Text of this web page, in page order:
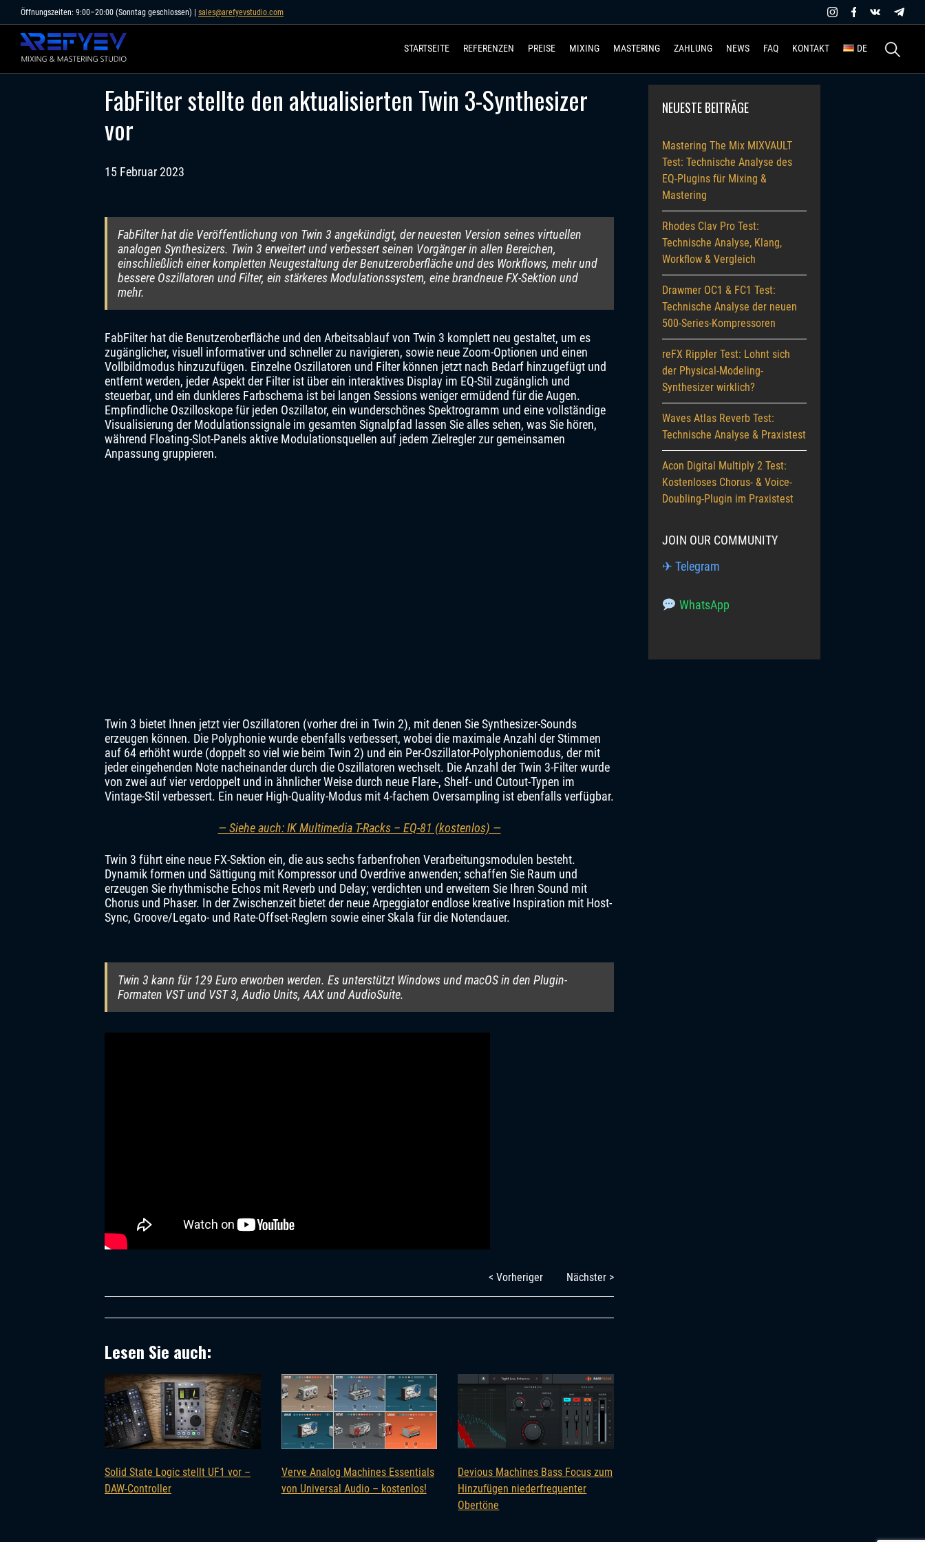
to
content
Öffnungszeiten: 9:00–20:00 (Sonntag geschlossen) | sales@arefyevstudio.com
STARTSEITE REFERENZEN PREISE MIXING MASTERING ZAHLUNG NEWS FAQ KONTAKT DE
Suchen
nach:
FabFilter stellte den aktualisierten Twin 3-Synthesizer
vor
15 Februar 2023
FabFilter hat die Veröffentlichung von Twin 3 angekündigt, der neuesten Version seines virtuellen
analogen Synthesizers. Twin 3 erweitert und verbessert seinen Vorgänger in allen Bereichen,
einschließlich einer kompletten Neugestaltung der Benutzeroberfläche und des Workflows, mehr und
bessere Oszillatoren und Filter, ein stärkeres Modulationssystem, eine brandneue FX-Sektion und
mehr.
FabFilter hat die Benutzeroberfläche und den Arbeitsablauf von Twin 3 komplett neu gestaltet, um es
zugänglicher, visuell informativer und schneller zu navigieren, sowie neue Zoom-Optionen und einen
Vollbildmodus hinzuzufügen. Einzelne Oszillatoren und Filter können jetzt nach Bedarf hinzugefügt und
entfernt werden, jeder Aspekt der Filter ist über ein interaktives Display im EQ-Stil zugänglich und
steuerbar, und ein dunkleres Farbschema ist bei langen Sessions weniger ermüdend für die Augen.
Empfindliche Oszilloskope für jeden Oszillator, ein wunderschönes Spektrogramm und eine vollständige
Visualisierung der Modulationssignale im gesamten Signalpfad lassen Sie alles sehen, was Sie hören,
während Floating-Slot-Panels aktive Modulationsquellen auf jedem Zielregler zur gemeinsamen
Anpassung gruppieren.
Twin 3 bietet Ihnen jetzt vier Oszillatoren (vorher drei in Twin 2), mit denen Sie Synthesizer-Sounds
erzeugen können. Die Polyphonie wurde ebenfalls verbessert, wobei die maximale Anzahl der Stimmen
auf 64 erhöht wurde (doppelt so viel wie beim Twin 2) und ein Per-Oszillator-Polyphoniemodus, der mit
jeder eingehenden Note nacheinander durch die Oszillatoren wechselt. Die Anzahl der Twin 3-Filter wurde
von zwei auf vier verdoppelt und in ähnlicher Weise durch neue Flare-, Shelf- und Cutout-Typen im
Vintage-Stil verbessert. Ein neuer High-Quality-Modus mit 4-fachem Oversampling ist ebenfalls verfügbar.
— Siehe auch: IK Multimedia T-Racks – EQ-81 (kostenlos) —
Twin 3 führt eine neue FX-Sektion ein, die aus sechs farbenfrohen Verarbeitungsmodulen besteht.
Dynamik formen und Sättigung mit Kompressor und Overdrive anwenden; schaffen Sie Raum und
erzeugen Sie rhythmische Echos mit Reverb und Delay; verdichten und erweitern Sie Ihren Sound mit
Chorus und Phaser. In der Zwischenzeit bietet der neue Arpeggiator endlose kreative Inspiration mit Host-
Sync, Groove/Legato- und Rate-Offset-Reglern sowie einer Skala für die Notendauer.
Twin 3 kann für 129 Euro erworben werden. Es unterstützt Windows und macOS in den Plugin-
Formaten VST und VST 3, Audio Units, AAX und AudioSuite.
< Vorheriger Nächster >
Lesen Sie auch:
Solid State Logic stellt UF1 vor –
DAW-Controller
Verve Analog Machines Essentials
von Universal Audio – kostenlos!
Devious Machines Bass Focus zum
Hinzufügen niederfrequenter
Obertöne
NEUESTE BEITRÄGE
Mastering The Mix MIXVAULT
Test: Technische Analyse des
EQ-Plugins für Mixing &
Mastering
Rhodes Clav Pro Test:
Technische Analyse, Klang,
Workflow & Vergleich
Drawmer OC1 & FC1 Test:
Technische Analyse der neuen
500-Series-Kompressoren
reFX Rippler Test: Lohnt sich
der Physical-Modeling-
Synthesizer wirklich?
Waves Atlas Reverb Test:
Technische Analyse & Praxistest
Acon Digital Multiply 2 Test:
Kostenloses Chorus- & Voice-
Doubling-Plugin im Praxistest
JOIN OUR COMMUNITY
✈ Telegram
WhatsApp